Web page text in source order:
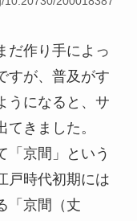
だ作り手によっ
すが、普及がす
うになると、サ
きました。
「京間」という
戸時代初期には
「京間（丈